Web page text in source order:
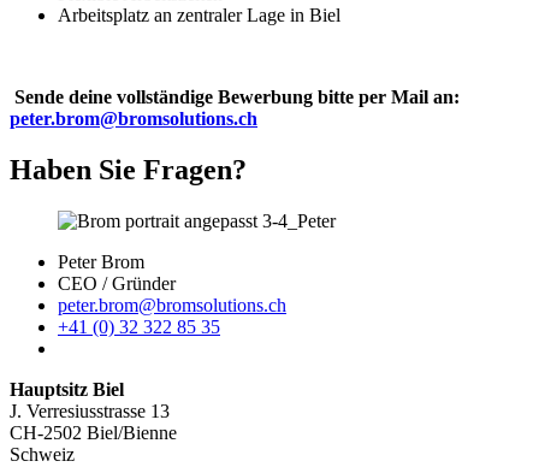
Arbeitsplatz an zentraler Lage in Biel
Sende deine vollständige Bewerbung bitte per Mail an:
peter.brom@bromsolutions.ch
Haben Sie Fragen?
Peter Brom
CEO / Gründer
peter.brom@bromsolutions.ch
+41 (0) 32 322 85 35
Hauptsitz Biel
J. Verresiusstrasse 13
CH-2502 Biel/Bienne
Schweiz